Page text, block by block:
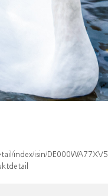
index/isin/DE000WA77XV5